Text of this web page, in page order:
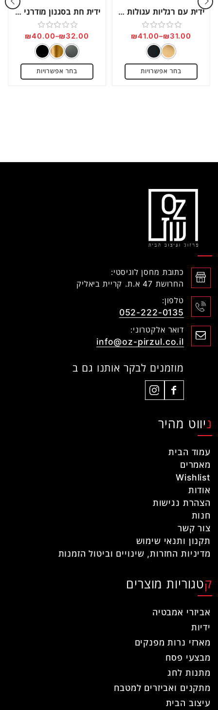
ידית עם רגליות עגולות דגם 0495
דורג
מתוך
5
₪31.00
–
₪41.00
בחר אפשרויות
ידית חת בסגנון מודרני דגם 0446
דורג
0
מתוך
5
₪32.00
–
₪40.00
בחר אפשרויות
כתובת מחסן לוגיסטי:
החרושת 47 א.ת. קריית ביאליק
טלפון:
052-222-0135
דואר אלקטרוני:
info@oz-pirzul.co.il
מוזמנים לבקר אותנו גם ב
ניווט מהיר
עמוד הבית
מאמרים
Wishlist
אודות
הצהרת נגישות
חנות
צור קשר
תקנון ותנאי שימוש
מדיניות החזרות, שינויים וביטול הזמנות
קטגוריות מוצרים
אביזרי אמבטיה
ידיות
מארזי נרות מפנקים
מבצעי פסח
מתנות לחג
מתקנים ואביזרים למטבח
עיצוב הבית